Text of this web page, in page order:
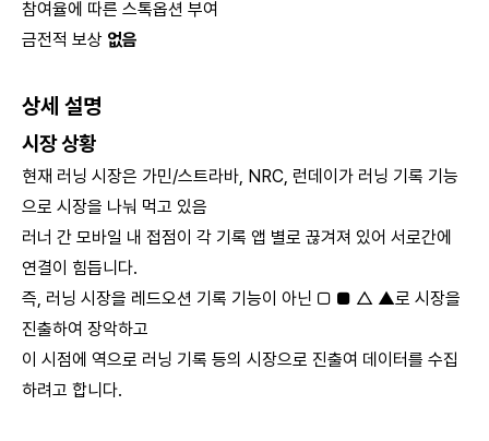
참여율에 따른 스톡옵션 부여
금전적 보상 없음
상세 설명
시장 상황
현재 러닝 시장은 가민/스트라바, NRC, 런데이가 러닝 기록 기능
으로 시장을 나눠 먹고 있음
러너 간 모바일 내 접점이 각 기록 앱 별로 끊겨져 있어 서로간에
연결이 힘듭니다.
즉, 러닝 시장을 레드오션 기록 기능이 아닌 □ ■ △ ▲로 시장을
진출하여 장악하고
이 시점에 역으로 러닝 기록 등의 시장으로 진출여 데이터를 수집
하려고 합니다.